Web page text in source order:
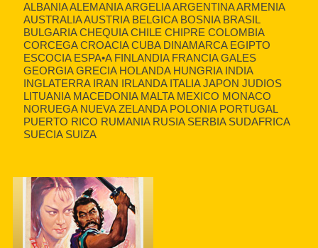
ALBANIA ALEMANIA ARGELIA ARGENTINA ARMENIA
AUSTRALIA AUSTRIA BELGICA BOSNIA BRASIL
BULGARIA CHEQUIA CHILE CHIPRE COLOMBIA
CORCEGA CROACIA CUBA DINAMARCA EGIPTO
ESCOCIA ESPA•A FINLANDIA FRANCIA GALES
GEORGIA GRECIA HOLANDA HUNGRIA INDIA
INGLATERRA IRAN IRLANDA ITALIA JAPON JUDIOS
LITUANIA MACEDONIA MALTA MEXICO MONACO
NORUEGA NUEVA ZELANDA POLONIA PORTUGAL
PUERTO RICO RUMANIA RUSIA SERBIA SUDAFRICA
SUECIA SUIZA